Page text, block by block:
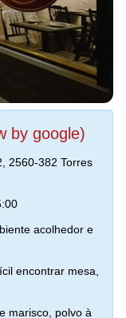
by google)
2560-382 Torres
acolhedor e
encontrar mesa,
marisco, polvo à